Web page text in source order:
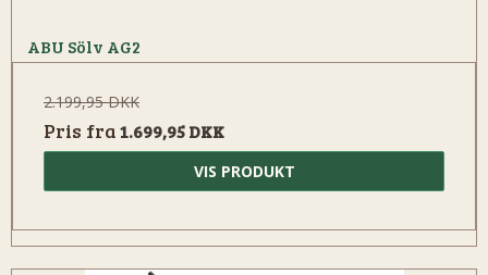
ABU Sölv AG2
2.199,95 DKK
Pris fra1.699,95 DKK
VIS PRODUKT